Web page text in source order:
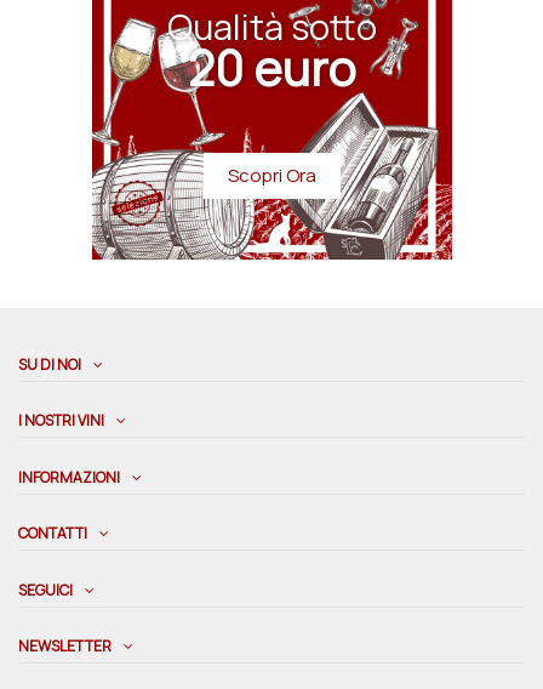
Qualità sotto
20 euro
Scopri Ora
SU DI NOI
I NOSTRI VINI
INFORMAZIONI
CONTATTI
SEGUICI
NEWSLETTER